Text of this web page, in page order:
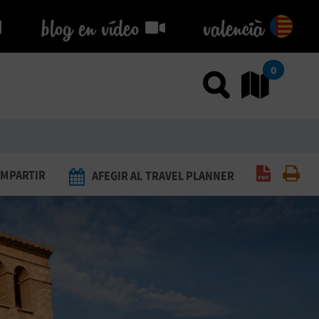
blog en vídeo
blog en vídeo valencià
Usar el
0
AFEGIR AL TRAVEL PLANNER Generar